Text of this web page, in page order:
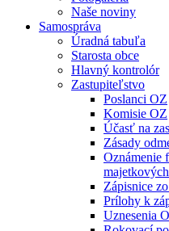
Naše noviny
Samospráva
Úradná tabuľa
Starosta obce
Hlavný kontrolór
Zastupiteľstvo
Poslanci OZ
Komisie OZ
Účasť na
Zásady
Oznámenie
Zápisnice
Prílohy k
Uznesenia